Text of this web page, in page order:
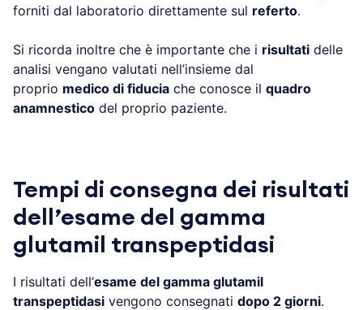
forniti dal laboratorio direttamente sul referto.
Si ricorda inoltre che è importante che i risultati delle
analisi vengano valutati nell’insieme dal
proprio medico di fiducia che conosce il quadro
anamnestico del proprio paziente.
Tempi di consegna dei risultati
dell’esame del gamma
glutamil transpeptidasi
I risultati dell’esame del gamma glutamil
transpeptidasi vengono consegnati dopo 2 giorni.